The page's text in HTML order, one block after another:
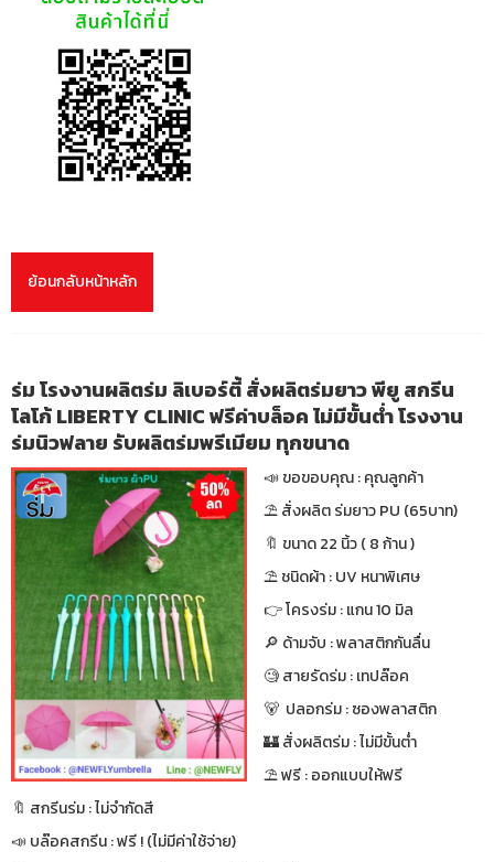
ย้อนกลับหน้าหลัก
ร่ม โรงงานผลิตร่ม ลิเบอร์ตี้ สั่งผลิตร่มยาว พียู สกรีน
โลโก้ LIBERTY CLINIC ฟรีค่าบล็อค ไม่มีขั้นต่ำ โรงงาน
ร่มนิวฟลาย รับผลิตร่มพรีเมียม ทุกขนาด
📣 ขอขอบคุณ : คุณลูกค้า
⛱ สั่งผลิต ร่มยาว PU (65บาท)
🔖 ขนาด 22 นิ้ว ( 8 ก้าน )
⛱ ชนิดผ้า : UV หนาพิเศษ
👉 โครงร่ม : แกน 10 มิล
🔎 ด้ามจับ : พลาสติกกันลื่น
🧐 สายรัดร่ม : เทปล๊อค
🐻 ปลอกร่ม : ซองพลาสติก
🏰 สั่งผลิตร่ม : ไม่มีขั้นต่ำ
⛱ ฟรี : ออกแบบให้ฟรี
🔖 สกรีนร่ม : ไม่จำกัดสี
📣 บล๊อคสกรีน : ฟรี ! (ไม่มีค่าใช้จ่าย)